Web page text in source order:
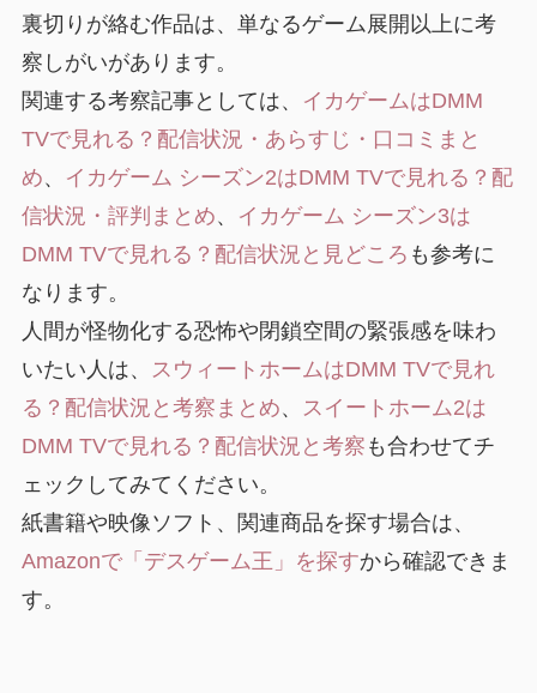
裏切りが絡む作品は、単なるゲーム展開以上に考
察しがいがあります。
関連する考察記事としては、
イカゲームはDMM
TVで見れる？配信状況・あらすじ・口コミまと
め、
イカゲーム シーズン2はDMM TVで見れる？配
信状況・評判まとめ、
イカゲーム シーズン3は
DMM TVで見れる？配信状況と見どころ も参考に
なります。
人間が怪物化する恐怖や閉鎖空間の緊張感を味わ
いたい人は、 スウィートホームはDMM TVで見れ
る？配信状況と考察まとめ、 スイートホーム2は
DMM TVで見れる？配信状況と考察 も合わせてチ
ェックしてみてください。
紙書籍や映像ソフト、関連商品を探す場合は、
Amazonで「デスゲーム王」を探すから確認できま
す。